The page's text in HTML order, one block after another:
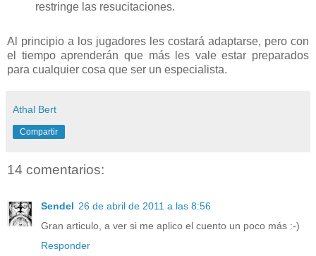
restringe las resucitaciones.
Al principio a los jugadores les costará adaptarse, pero con
el tiempo aprenderán que más les vale estar preparados
para cualquier cosa que ser un especialista.
Athal Bert
Compartir
14 comentarios:
Sendel 26 de abril de 2011 a las 8:56
Gran articulo, a ver si me aplico el cuento un poco más :-)
Responder